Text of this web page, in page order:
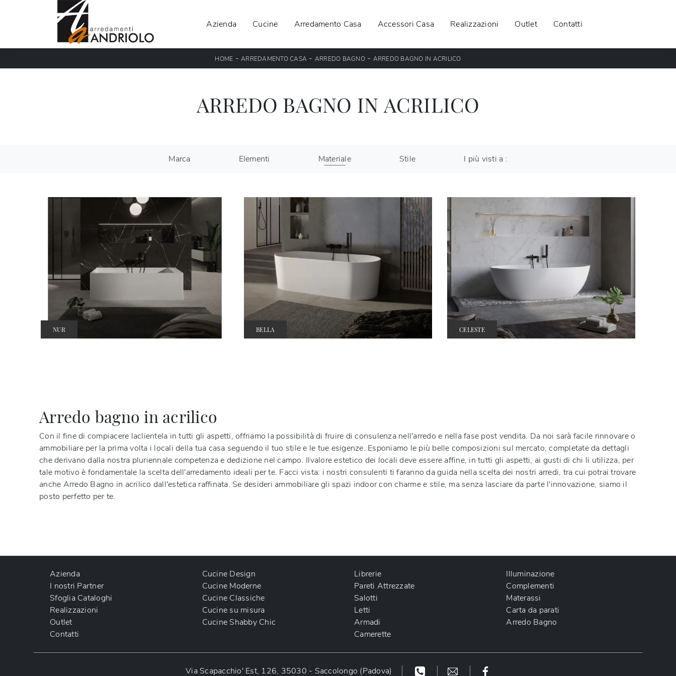
Azienda Cucine Arredamento Casa Accessori Casa Realizzazioni Outlet Contatti
HOME -ARREDAMENTO CASA - ARREDO BAGNO- ARREDO BAGNO IN ACRILICO
ARREDO BAGNO IN ACRILICO
Marca Elementi Materiale Stile I più visti a :
NUR BELLA CELESTE
Arredo bagno in acrilico
Con il fine di compiacere laclientela in tutti gli aspetti, offriamo la possibilità di fruire di consulenza nell'arredo e nella fase post vendita. Da noi sarà facile rinnovare o
ammobiliare per la prima volta i locali della tua casa seguendo il tuo stile e le tue esigenze. Esponiamo le più belle composizioni sul mercato, completate da dettagli
che derivano dalla nostra pluriennale competenza e dedizione nel campo. Ilvalore estetico dei locali deve essere affine, in tutti gli aspetti, ai gusti di chi li utilizza, per
tale motivo è fondamentale la scelta dell'arredamento ideali per te. Facci vista: i nostri consulenti ti faranno da guida nella scelta dei nostri arredi, tra cui potrai trovare
anche Arredo Bagno in acrilico dall'estetica raffinata. Se desideri ammobiliare gli spazi indoor con charme e stile, ma senza lasciare da parte l'innovazione, siamo il
posto perfetto per te.
Azienda
I nostri Partner
Sfoglia Cataloghi
Realizzazioni
Outlet
Contatti
Cucine Design
Cucine Moderne
Cucine Classiche
Cucine su misura
Cucine Shabby Chic
Librerie
Pareti Attrezzate
Salotti
Letti
Armadi
Camerette
Illuminazione
Complementi
Materassi
Carta da parati
Arredo Bagno
Via Scapacchio' Est, 126, 35030 - Saccolongo (Padova)